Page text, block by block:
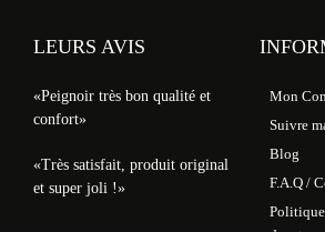
LEURS AVIS
«Peignoir très bon qualité et
confort»
«Très satisfait, produit original
et super joli !»
Mon
Suivre
Blog
F.A.Q /
Politique